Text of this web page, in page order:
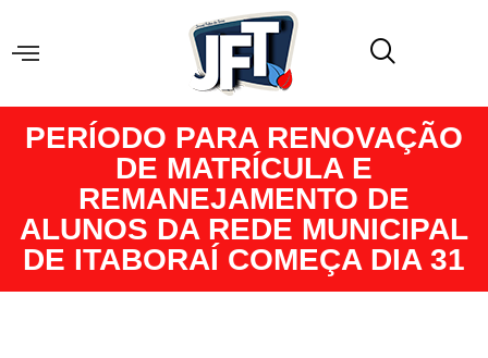
PERÍODO PARA RENOVAÇÃO
DE MATRÍCULA E
REMANEJAMENTO DE
ALUNOS DA REDE MUNICIPAL
DE ITABORAÍ COMEÇA DIA 31